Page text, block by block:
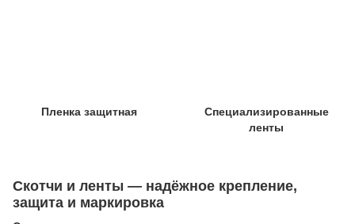
Скотчи и ленты — надёжное крепление,
защита и маркировка
Пленка защитная
Специализированные
ленты